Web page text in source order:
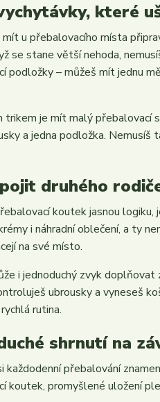
které
u přebalovacího místa
se stane větší nehoda,
podložky – můžeš mít jednu
trikem je mít malý přebalovací
a jedna podložka.
druhého
koutek jasnou logiku,
i náhradní oblečení, a ty
na své místo.
i jednoduchý zvyk
ubrousky a vyneseš
rutina.
shrnutí na
každodenní přebalování
koutek, promyšlené uložení